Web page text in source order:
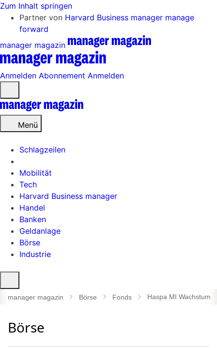
Zum Inhalt springen
Partner von Harvard Business manager manage
forward
manager magazin
Anmelden Abonnement Anmelden
öffnen
Menü
Schlagzeilen
Mobilität
Tech
Harvard Business manager
Handel
Banken
Geldanlage
Börse
Industrie
öffnen
manager magazin Börse Fonds Haspa MI Wachstum